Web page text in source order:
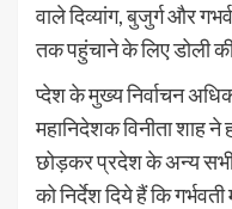
वाले दिव्यांग, बुजुर्ग और
तक पहुंचाने के लिए डोली
प्देश के मुख्य निर्वाचन
महानिदेशक विनीता शाह
छोड़कर प्रदेश के अन्य सभी
को निर्देश दिये हैं कि